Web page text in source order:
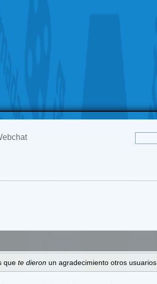
que te dieron un agradecimiento otros usuarios.